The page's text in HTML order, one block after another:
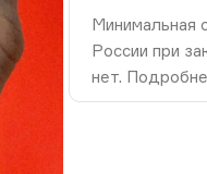
Минимальная
России при
нет.